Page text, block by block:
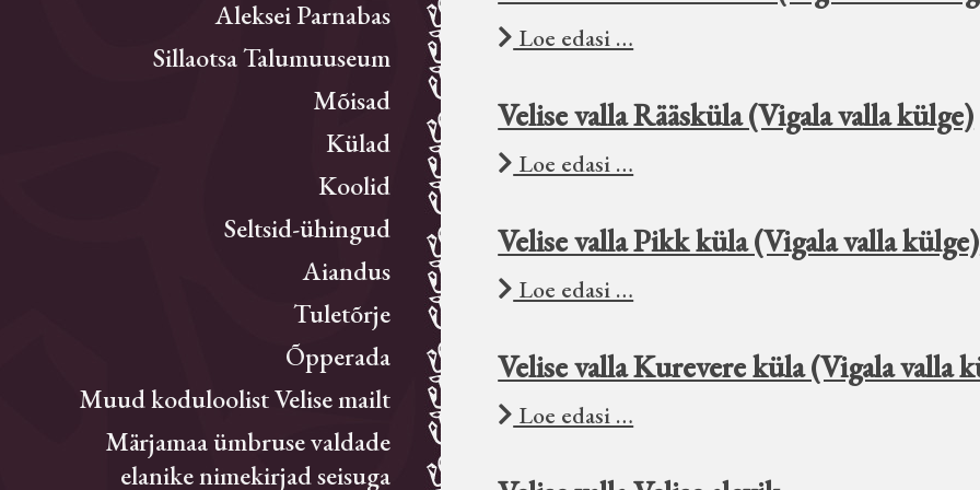
Aleksei Parnabas
Sillaotsa Talumuuseum
Mõisad
Külad
Koolid
Seltsid-ühingud
Aiandus
Tuletõrje
Õpperada
Muud koduloolist Velise mailt
Märjamaa ümbruse valdade
elanike nimekirjad seisuga
Loe edasi …
Velise valla Rääsküla (Vigala valla külge)
Loe edasi …
Velise valla Pikk küla (Vigala valla külge)
Loe edasi …
Velise valla Kurevere küla (Vigala valla
Loe edasi …